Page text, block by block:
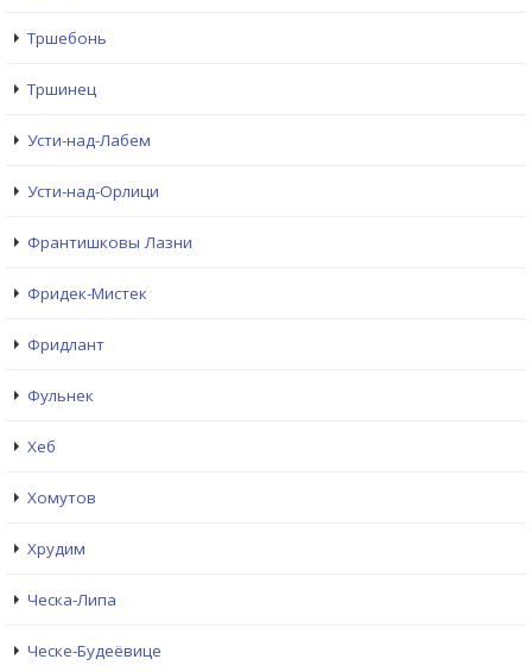
Тршебонь
Тршинец
Усти-над-Лабем
Усти-над-Орлици
Франтишковы Лазни
Фридек-Мистек
Фридлант
Фульнек
Хеб
Хомутов
Хрудим
Ческа-Липа
Ческе-Будеёвице